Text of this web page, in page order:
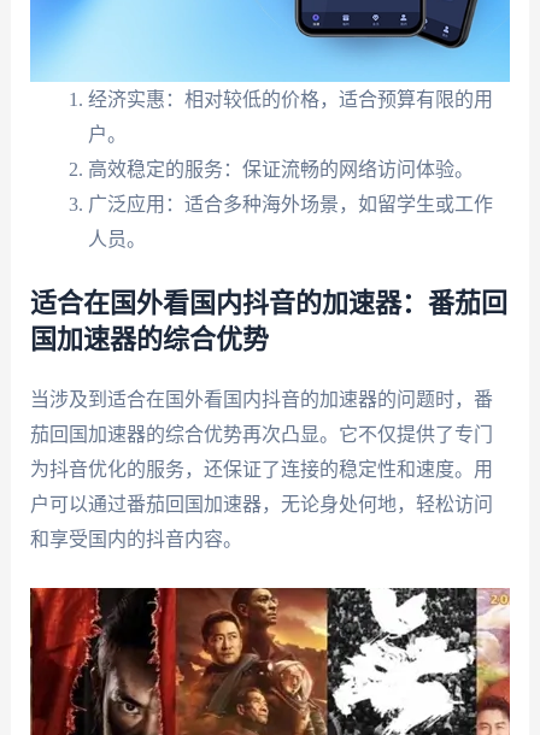
经济实惠：相对较低的价格，适合预算有限的用
户。
高效稳定的服务：保证流畅的网络访问体验。
广泛应用：适合多种海外场景，如留学生或工作
人员。
适合在国外看国内抖音的加速器：番茄回
国加速器的综合优势
当涉及到适合在国外看国内抖音的加速器的问题时，番
茄回国加速器的综合优势再次凸显。它不仅提供了专门
为抖音优化的服务，还保证了连接的稳定性和速度。用
户可以通过番茄回国加速器，无论身处何地，轻松访问
和享受国内的抖音内容。